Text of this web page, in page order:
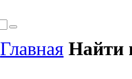
Главная Найти